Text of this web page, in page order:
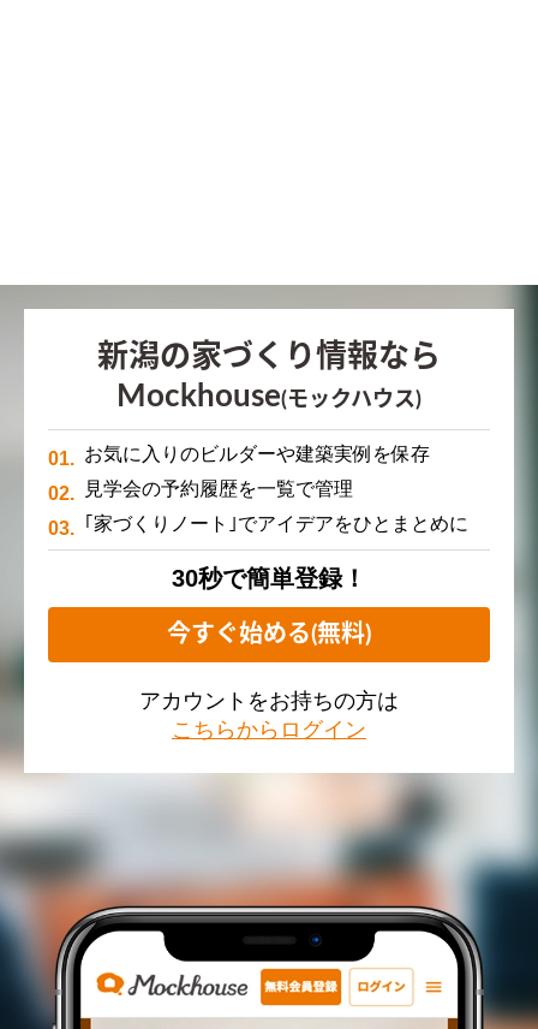
新潟の家づくり情報なら
Mockhouse(モックハウス)
お気に入りのビルダーや建築実例を保存
見学会の予約履歴を一覧で管理
｢家づくりノート｣でアイデアをひとまとめに
30秒で簡単登録！
今すぐ始める(無料)
アカウントをお持ちの方は
こちらからログイン